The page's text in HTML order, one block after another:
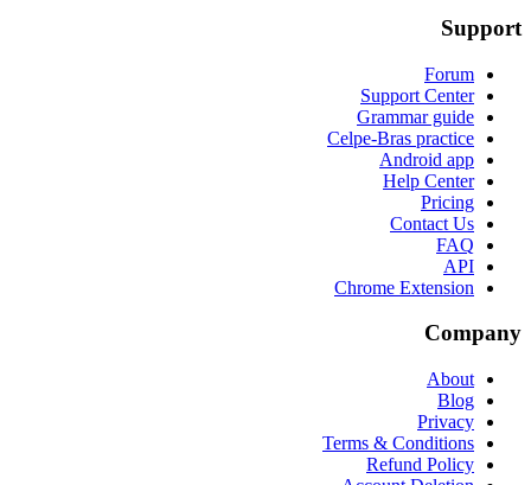
Support
Forum
Support Center
Grammar guide
Celpe-Bras practice
Android app
Help Center
Pricing
Contact Us
FAQ
API
Chrome Extension
Company
About
Blog
Privacy
Terms & Conditions
Refund Policy